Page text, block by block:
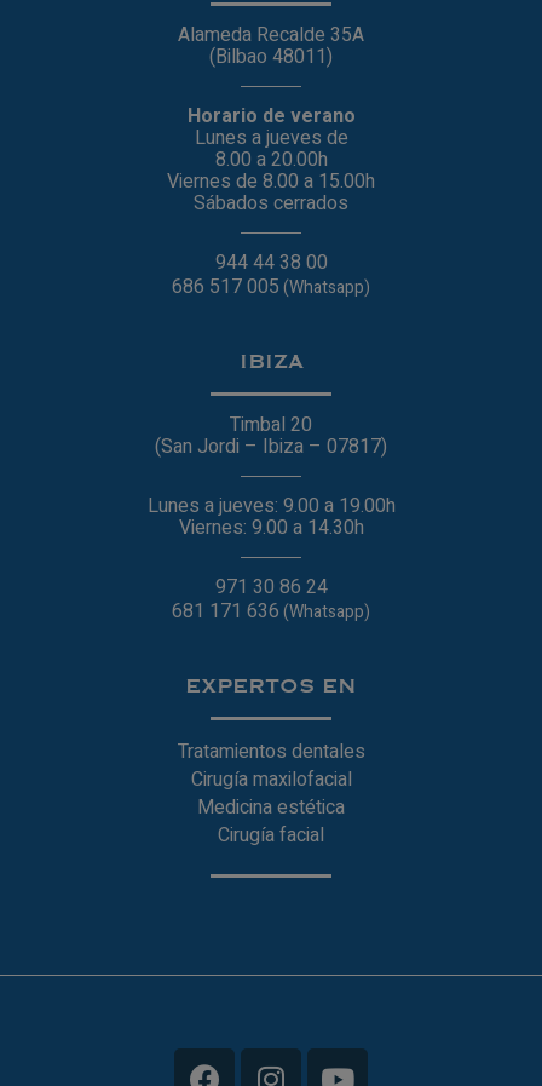
Alameda Recalde 35A
(Bilbao 48011)
Horario de verano
Lunes a jueves de
8.00 a 20.00h
Viernes de 8.00 a 15.00h
Sábados cerrados
944 44 38 00
686 517 005(Whatsapp)
IBIZA
Timbal 20
(San Jordi – Ibiza – 07817)
Lunes a jueves: 9.00 a 19.00h
Viernes: 9.00 a 14.30h
971 30 86 24
681 171 636(Whatsapp)
EXPERTOS EN
Tratamientos dentales
Cirugía maxilofacial
Medicina estética
Cirugía facial